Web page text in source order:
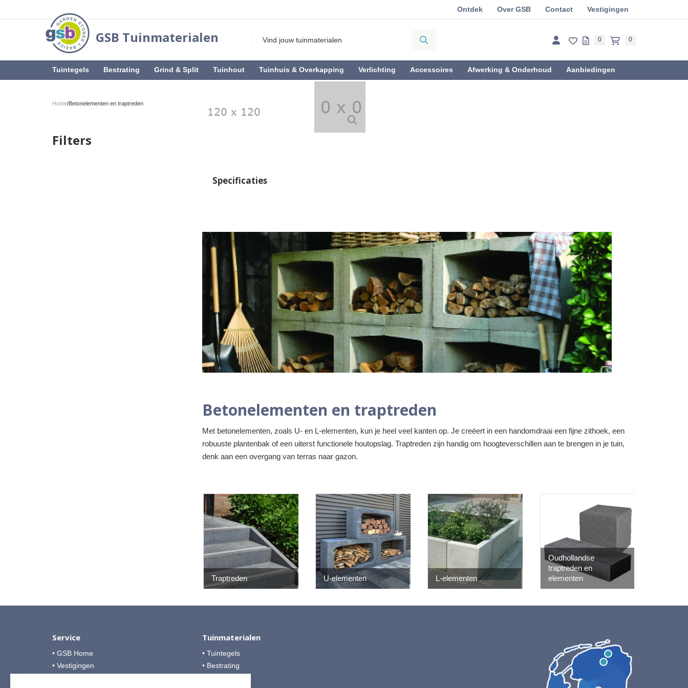
Ontdek Over GSB Contact Vestigingen
GSB Tuinmaterialen 0 0
Tuintegels Bestrating Grind & Split Tuinhout Tuinhuis & Overkapping Verlichting Accessoires Afwerking & Onderhoud Aanbiedingen
Home/Betonelementen en traptreden
Filters
Specificaties
Betonelementen en traptreden
Met betonelementen, zoals U- en L-elementen, kun je heel veel kanten op. Je creëert in een handomdraai een fijne zithoek, een
robuuste plantenbak of een uiterst functionele houtopslag. Traptreden zijn handig om hoogteverschillen aan te brengen in je tuin,
denk aan een overgang van terras naar gazon.
Traptreden U-elementen L-elementen
Oudhollandse
traptreden en
elementen
Service
• GSB Home
• Vestigingen
Tuinmaterialen
• Tuintegels
• Bestrating